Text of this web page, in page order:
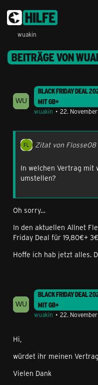
wuakin
BEITRÄGE VON
BLACK FRIDAY DEAL
MIT GB+
wuakin
22.
Zitat von Flosse08
In welchen Vertrag mit
umstellen?
Oh sorry…
In den aktuellen Allnet
Friday Deal für 19,80€+
Hoffe ich hab jetzt alles.
BLACK FRIDAY DEAL
MIT GB+
wuakin
22.
Hi,
würdet ihr meinen
Vielen Dank